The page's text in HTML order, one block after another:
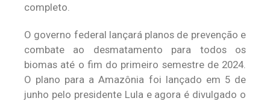
completo.
O governo federal lançará planos de prevenção e
combate ao desmatamento para todos os
biomas até o fim do primeiro semestre de 2024.
O plano para a Amazônia foi lançado em 5 de
junho pelo presidente Lula e agora é divulgado o